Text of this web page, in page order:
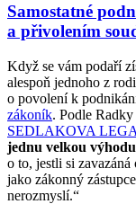
Samostatné
a přivolením
Když se vám podaří
alespoň jednoho z
o povolení k
zákoník. Podle
SEDLAKOVA
jednu velkou výhodu
o to, jestli si
jako zákonný
nerozmyslí.“